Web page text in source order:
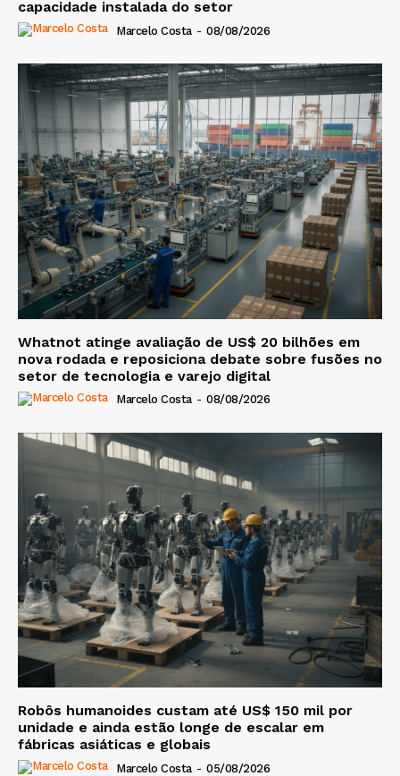
capacidade instalada do setor
Marcelo Costa - 08/08/2026
Whatnot atinge avaliação de US$ 20 bilhões em
nova rodada e reposiciona debate sobre fusões no
setor de tecnologia e varejo digital
Marcelo Costa - 08/08/2026
Robôs humanoides custam até US$ 150 mil por
unidade e ainda estão longe de escalar em
fábricas asiáticas e globais
Marcelo Costa - 05/08/2026